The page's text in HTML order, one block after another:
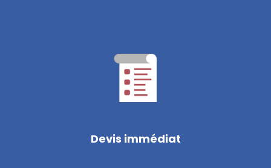
Devis immédiat